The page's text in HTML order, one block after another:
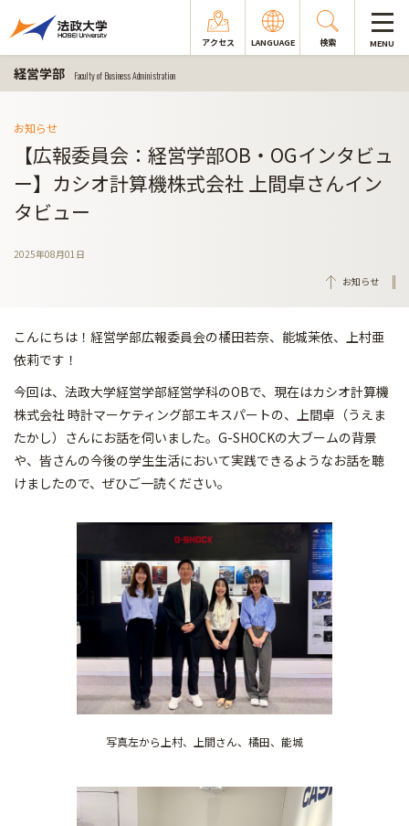
アクセス LANGUAGE 検索 MENU
経営学部 Faculty of Business Administration
お知らせ
【広報委員会：経営学部OB・OGインタビュ
ー】カシオ計算機株式会社 上間卓さんイン
タビュー
2025年08月01日
お知らせ
こんにちは！経営学部広報委員会の橘田若奈、能城茉依、上村亜
依莉です！
今回は、法政大学経営学部経営学科のOBで、現在はカシオ計算機
株式会社 時計マーケティング部エキスパートの、上間卓（うえま
たかし）さんにお話を伺いました。G-SHOCKの大ブームの背景
や、皆さんの今後の学生生活において実践できるようなお話を聴
けましたので、ぜひご一読ください。
写真左から上村、上間さん、橘田、能城